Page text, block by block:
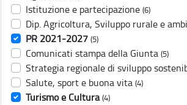
Istituzione e partecipazione (6)
Dip. Agricoltura, Sviluppo rurale e
PR 2021-2027 (5)
Comunicati stampa della Giunta (5)
Strategia regionale di sviluppo
Salute, sport e buona vita (4)
Turismo e Cultura (4)